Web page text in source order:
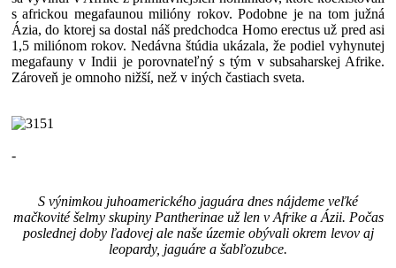
s africkou megafaunou milióny rokov. Podobne je na tom južná
Ázia, do ktorej sa dostal náš predchodca Homo erectus už pred asi
1,5 miliónom rokov. Nedávna štúdia ukázala, že podiel vyhynutej
megafauny v Indii je porovnateľný s tým v subsaharskej Afrike.
Zároveň je omnoho nižší, než v iných častiach sveta.
-
S výnimkou juhoamerického jaguára dnes nájdeme veľké
mačkovité šelmy skupiny Pantherinae už len v Afrike a Ázii. Počas
poslednej doby ľadovej ale naše územie obývali okrem levov aj
leopardy, jaguáre a šabľozubce.